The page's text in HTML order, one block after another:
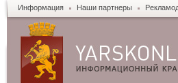
Информация Наши партнеры